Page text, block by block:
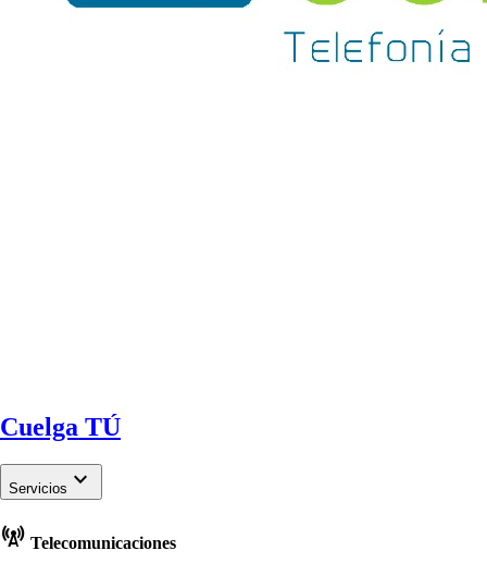
Cuelga TÚ
Servicios keyboard_arrow_down
cell_tower Telecomunicaciones